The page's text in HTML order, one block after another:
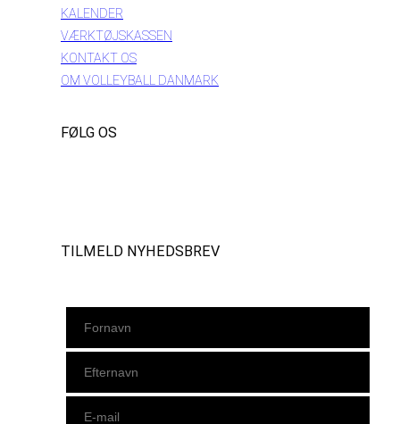
KALENDER
VÆRKTØJSKASSEN
KONTAKT OS
OM VOLLEYBALL DANMARK
FØLG OS
TILMELD NYHEDSBREV